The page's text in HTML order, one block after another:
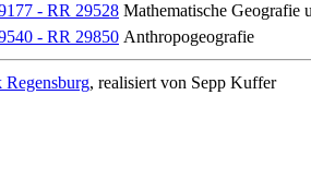
- RR 29528 Mathematische Geografie
- RR 29850 Anthropogeografie
, realisiert von Sepp Kuffer